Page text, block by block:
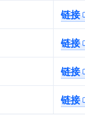
链接
链接
链接
链接